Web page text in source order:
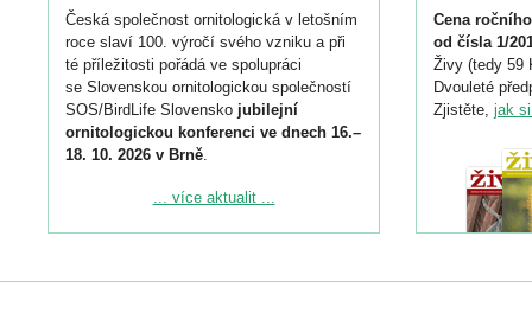
Česká společnost ornitologická v letošním
roce slaví 100. výročí svého vzniku a při
té příležitosti pořádá ve spolupráci
se Slovenskou ornitologickou společností
SOS/BirdLife Slovensko jubilejní
ornitologickou konferenci ve dnech 16.–
18. 10. 2026 v Brně.
Podrobnější informace ke konferenci
Registrovat se můžete do 6. září.
... více aktualit ...
Cena
od čísla 1/
Živy (tedy 59
Dvouleté
Zjistěte, jak